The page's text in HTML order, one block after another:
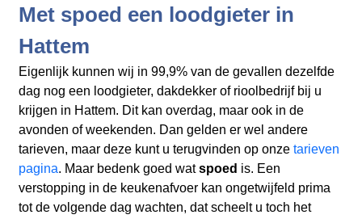
Met spoed een loodgieter in
Hattem
Eigenlijk kunnen wij in 99,9% van de gevallen dezelfde
dag nog een loodgieter, dakdekker of rioolbedrijf bij u
krijgen in Hattem. Dit kan overdag, maar ook in de
avonden of weekenden. Dan gelden er wel andere
tarieven, maar deze kunt u terugvinden op onze tarieven
pagina. Maar bedenk goed watspoed is. Een
verstopping in de keukenafvoer kan ongetwijfeld prima
tot de volgende dag wachten, dat scheelt u toch het